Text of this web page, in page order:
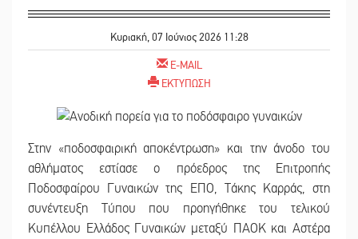
Κυριακή, 07 Ιούνιος 2026 11:28
E-MAIL
ΕΚΤΥΠΩΣΗ
Στην «ποδοσφαιρική αποκέντρωση» και την άνοδο του
αθλήματος εστίασε ο πρόεδρος της Επιτροπής
Ποδοσφαίρου Γυναικών της ΕΠΟ, Τάκης Καρράς, στη
συνέντευξη Τύπου που προηγήθηκε του τελικού
Κυπέλλου Ελλάδος Γυναικών μεταξύ ΠΑΟΚ και Αστέρα